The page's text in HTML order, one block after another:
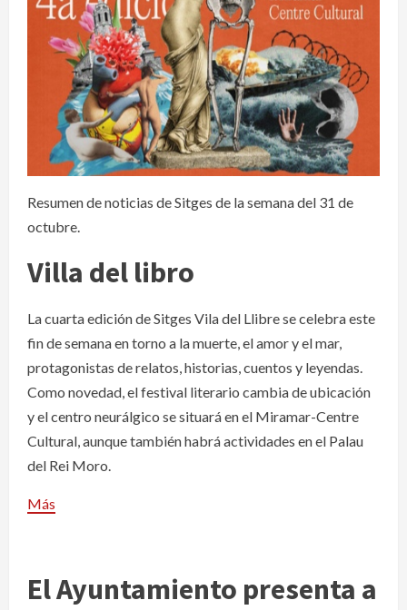
Resumen de noticias de Sitges de la semana del 31 de
octubre.
Villa del libro
La cuarta edición de Sitges Vila del Llibre se celebra este
fin de semana en torno a la muerte, el amor y el mar,
protagonistas de relatos, historias, cuentos y leyendas.
Como novedad, el festival literario cambia de ubicación
y el centro neurálgico se situará en el Miramar-Centre
Cultural, aunque también habrá actividades en el Palau
del Rei Moro.
Más
El Ayuntamiento presenta a